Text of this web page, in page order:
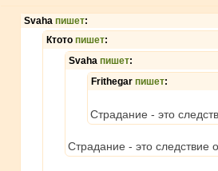
Svaha пишет:
Ктото пишет:
Svaha пишет:
Frithegar пишет:
Страдание - это
Страдание - это следствие